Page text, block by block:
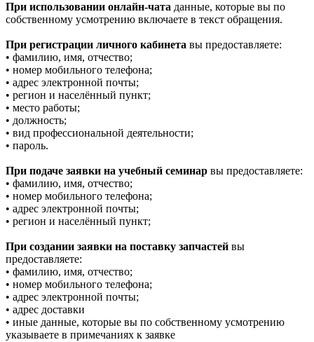
При использовании онлайн-чата данные, которые вы по
собственному усмотрению включаете в текст обращения.
При регистрации личного кабинета вы предоставляете:
• фамилию, имя, отчество;
• номер мобильного телефона;
• адрес электронной почты;
• регион и населённый пункт;
• место работы;
• должность;
• вид профессиональной деятельности;
• пароль.
При подаче заявки на учебный семинар вы предоставляете:
• фамилию, имя, отчество;
• номер мобильного телефона;
• адрес электронной почты;
• регион и населённый пункт;
При создании заявки на поставку запчастей вы
предоставляете:
• фамилию, имя, отчество;
• номер мобильного телефона;
• адрес электронной почты;
• адрес доставки
• иные данные, которые вы по собственному усмотрению
указываете в примечаниях к заявке